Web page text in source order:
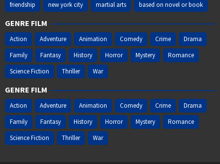
friendship
new york city martial arts based on novel or book
GENRE FILM
Action Adventure Animation Comedy Crime
Drama
Family
Fantasy History Horror Mystery
Romance
Science Fiction
Thriller War
GENRE FILM
Action Adventure Animation Comedy Crime
Drama
Family
Fantasy History Horror Mystery
Romance
Science Fiction
Thriller War